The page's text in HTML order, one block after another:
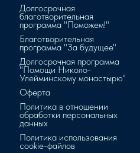
Долгосрочная
благотворительная
программа "Поможем!"
Благотворительная
программа "За будущее"
Долгосрочная программа
"Помощи Николо-
Улейминскому монастырю"
Оферта
Политика в отношении
обработки персональных
данных
Политика использования
cookie-файлов